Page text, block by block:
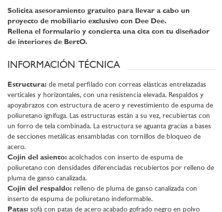
Solicita asesoramiento gratuito para llevar a cabo un
proyecto de mobiliario exclusivo con Dee Dee.
Rellena el formulario y concierta una cita con tu diseñador
de interiores de BertO.
INFORMACIÓN TÉCNICA
Estructura: de metal perfilado con correas elásticas entrelazadas
verticales y horizontales, con una resistencia elevada. Respaldos y
apoyabrazos con estructura de acero y revestimiento de espuma de
poliuretano ignífuga. Las estructuras están a su vez, recubiertas con
un forro de tela combinada. La estructura se aguanta gracias a bases
de secciones metálicas ensambladas con tornillos de bloqueo de
acero.
Cojín del asiento: acolchados con inserto de espuma de
poliuretano con densidades diferenciadas recubiertos por relleno de
pluma de ganso canalizada.
Cojín del respaldo: relleno de pluma de ganso canalizada con
inserto de espuma de poliuretano indeformable.
Patas: sofá con patas de acero acabado gofrado negro en polvo